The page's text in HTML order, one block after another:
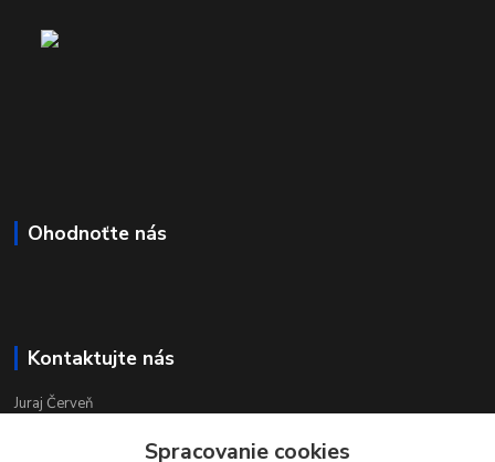
Ohodnoťte nás
Kontaktujte nás
Juraj Červeň
pondelok-piatok 8:00 - 16:00Spracovanie cookies